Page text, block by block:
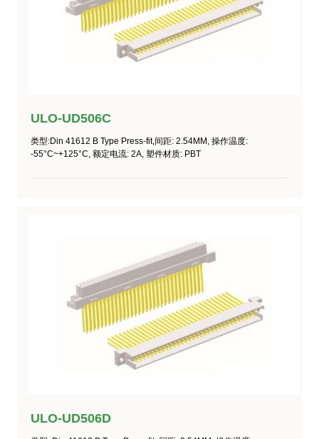
ULO-UD506C
类型:Din 41612 B Type Press-fit,间距: 2.54MM, 操作温度:
-55°C~+125°C, 额定电流: 2A, 塑件材质: PBT
ULO-UD506D